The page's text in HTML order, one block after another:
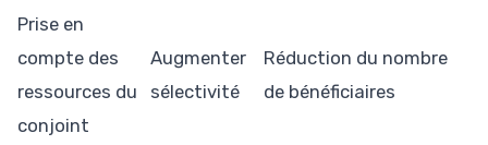
Prise en
compte des
ressources du
conjoint
Augmenter
sélectivité
Réduction du nombre
de bénéficiaires